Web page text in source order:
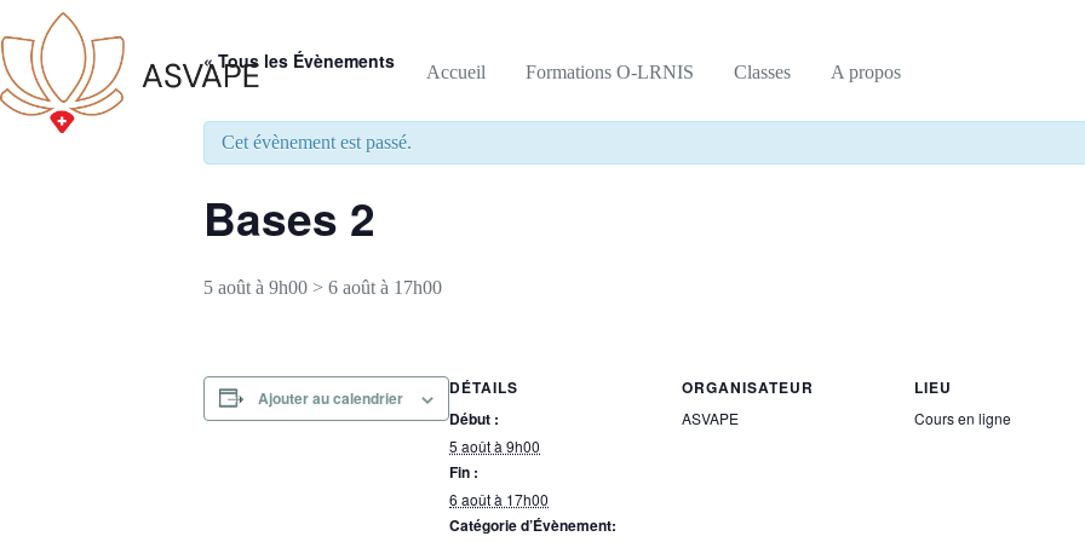
Accueil Formations O-LRNIS Classes A propos
« Tous les Évènements
Cet évènement est passé.
Bases 2
5 août à 9h00 > 6 août à 17h00
Ajouter au calendrier
DÉTAILS
Début :
5 août à 9h00
Fin :
6 août à 17h00
Catégorie d’Évènement:
ORGANISATEUR
ASVAPE
LIEU
Cours en ligne